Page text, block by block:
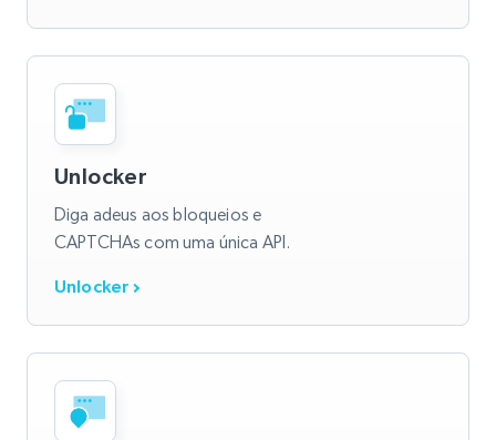
Unlocker
Diga adeus aos bloqueios e
CAPTCHAs com uma única API.
Unlocker